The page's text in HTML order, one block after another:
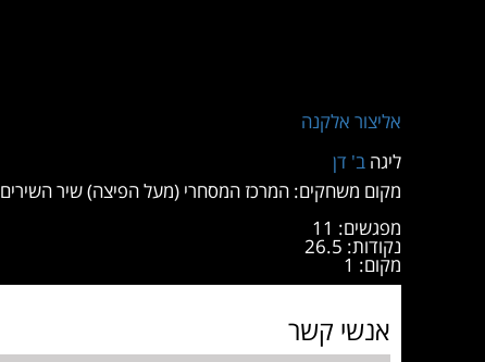
אליצור אלקנה
ליגה ב' דן
מקום משחקים: המרכז המסחרי (מעל הפיצה) שיר השירים 1
מפגשים: 11
נקודות: 26.5
מקום: 1
אנשי קשר